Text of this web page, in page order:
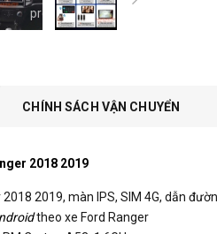
prev
CHÍNH SÁCH VẬN CHUYỂN
2018 2019
2019, màn IPS, SIM 4G, dẫn
theo xe Ford Ranger